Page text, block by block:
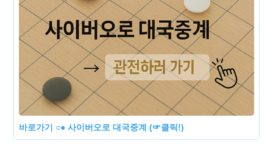
바로가기 ○● 사이버오로 대국중계 (☞클릭!)